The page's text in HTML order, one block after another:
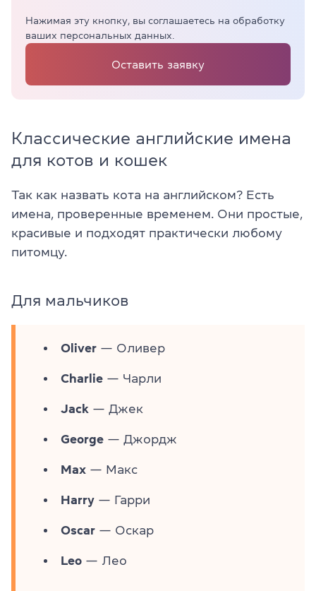
Нажимая эту кнопку, вы соглашаетесь на обработку
ваших персональных данных.
Оставить заявку
Классические английские имена
для котов и кошек
Так как назвать кота на английском? Есть
имена, проверенные временем. Они простые,
красивые и подходят практически любому
питомцу.
Для мальчиков
Oliver — Оливер
Charlie — Чарли
Jack — Джек
George — Джордж
Max — Макс
Harry — Гарри
Oscar — Оскар
Leo — Лео